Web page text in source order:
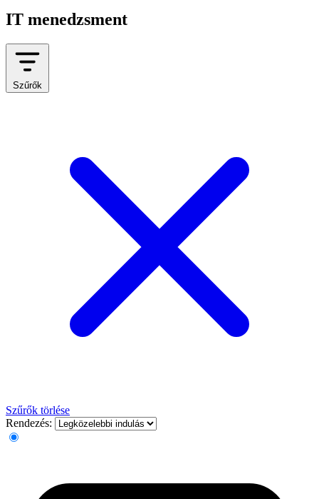
IT menedzsment
Szűrők
Szűrők törlése
Rendezés: